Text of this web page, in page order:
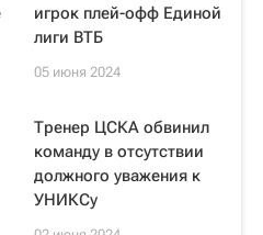
игрок плей-офф Единой
лиги ВТБ
05 июня 2024
Тренер ЦСКА обвинил
команду в отсутствии
должного уважения к
УНИКСу